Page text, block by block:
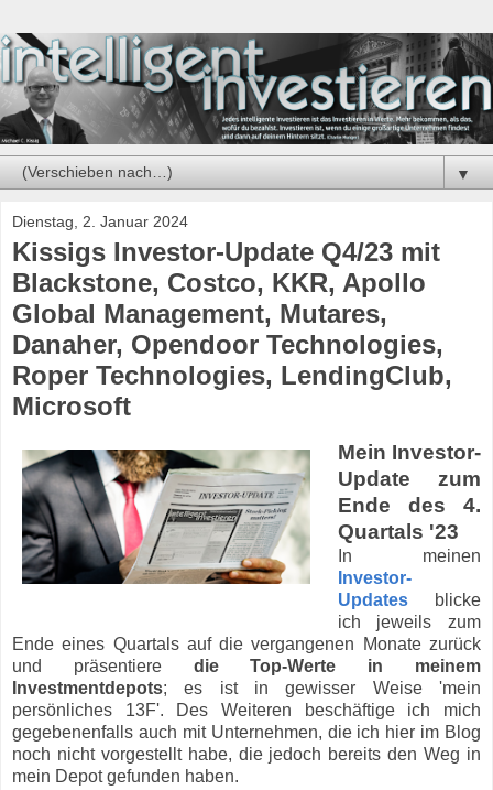
▼
Dienstag, 2. Januar 2024
Kissigs Investor-Update Q4/23 mit
Blackstone, Costco, KKR, Apollo
Global Management, Mutares,
Danaher, Opendoor Technologies,
Roper Technologies, LendingClub,
Microsoft
Mein Investor-
Update zum
Ende des 4.
Quartals '23
In meinen
Investor-
Updatesblicke
ich jeweils zum
Ende eines Quartals auf die vergangenen Monate zurück
und präsentiere die Top-Werte in meinem
Investmentdepots; es ist in gewisser Weise 'mein
persönliches 13F'. Des Weiteren beschäftige ich mich
gegebenenfalls auch mit Unternehmen, die ich hier im Blog
noch nicht vorgestellt habe, die jedoch bereits den Weg in
mein Depot gefunden haben.